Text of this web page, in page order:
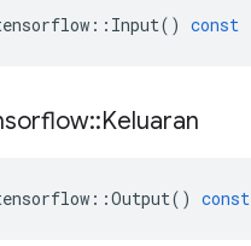
:: Input() const
::Keluaran
::Output() const